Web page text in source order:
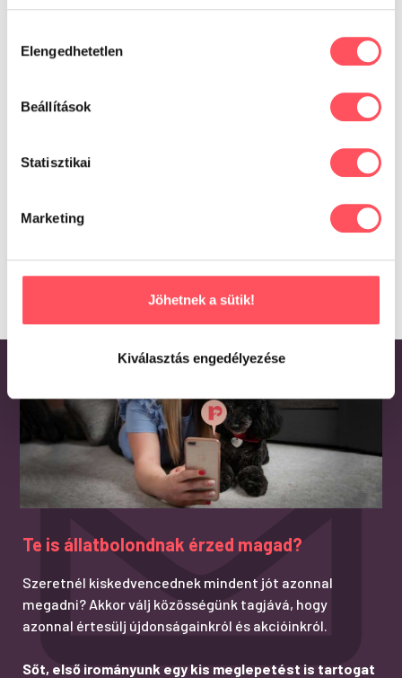
kiválasztása
Elengedhetetlen
Beállítások
Statisztikai
Marketing
Jöhetnek a sütik!
Kiválasztás engedélyezése
véleményedet a Petguru közösségével!
Csak bejelentkezett és a terméket már megvásárolt
Te is állatbolondnak érzed magad?
Szeretnél kiskedvencednek mindent jót azonnal
megadni? Akkor válj közösségünk tagjává, hogy
azonnal értesülj újdonságainkról és akcióinkról.
Sőt, első irományunk egy kis meglepetést is tartogat